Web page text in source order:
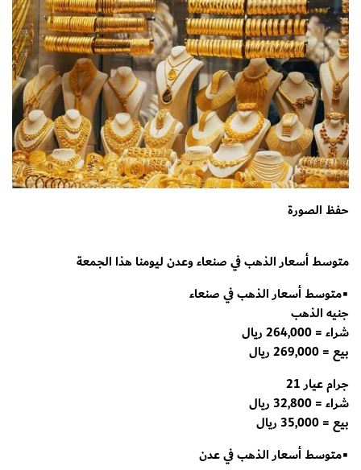
حفظ الصورة
متوسط أسعار الذهب في صنعاء وعدن ليومنا هذا الجمعة
▪️متوسط أسعار الذهب في صنعاء
جنيه الذهب
شراء = 264,000 ريال
بيع = 269,000 ريال
جرام عيار 21
شراء = 32,800 ريال
بيع = 35,000 ريال
▪️متوسط أسعار الذهب في عدن